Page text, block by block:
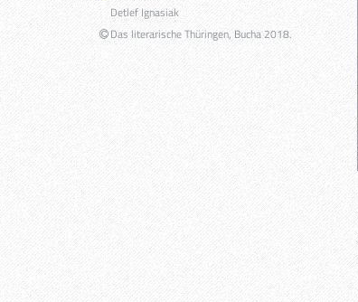
Detlef Ignasiak
Das literarische Thüringen, Bucha 2018.